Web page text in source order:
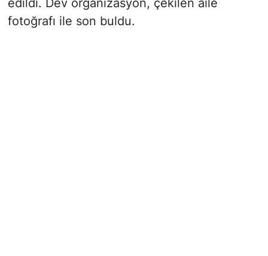
edildi. Dev organizasyon, çekilen aile
fotoğrafı ile son buldu.